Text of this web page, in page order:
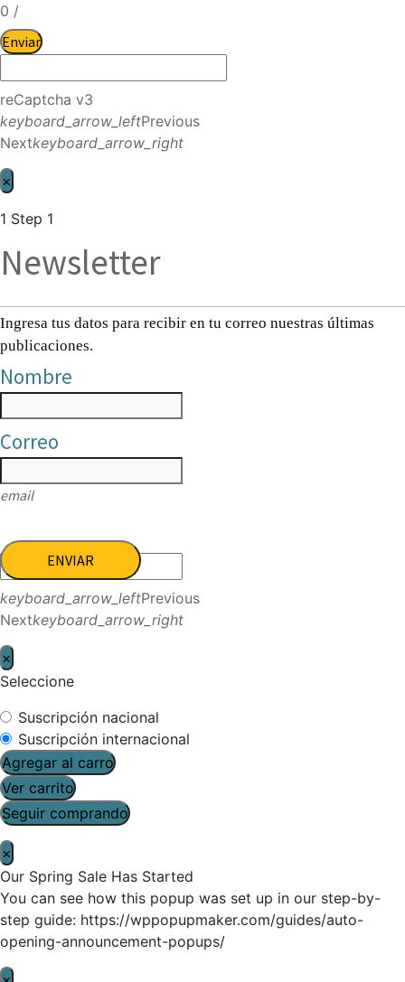
0 /
Enviar
reCaptcha v3
keyboard_arrow_leftPrevious
Nextkeyboard_arrow_right
×
1 Step 1
Newsletter
Ingresa tus datos para recibir en tu correo nuestras últimas
publicaciones.
Nombre
Correo
email
ENVIAR
keyboard_arrow_leftPrevious
Nextkeyboard_arrow_right
×
Seleccione
Suscripción nacional
Suscripción internacional
Agregar al carro
Ver carrito
Seguir comprando
×
Our Spring Sale Has Started
You can see how this popup was set up in our step-by-
step guide: https://wppopupmaker.com/guides/auto-
opening-announcement-popups/